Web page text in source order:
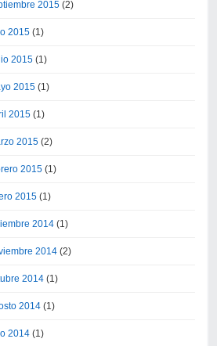
2015(2)
2015(1)
2015(1)
2015(1)
2015(1)
2015(2)
2015(1)
2015(1)
2014(1)
2014(2)
2014(1)
2014(1)
2014(1)